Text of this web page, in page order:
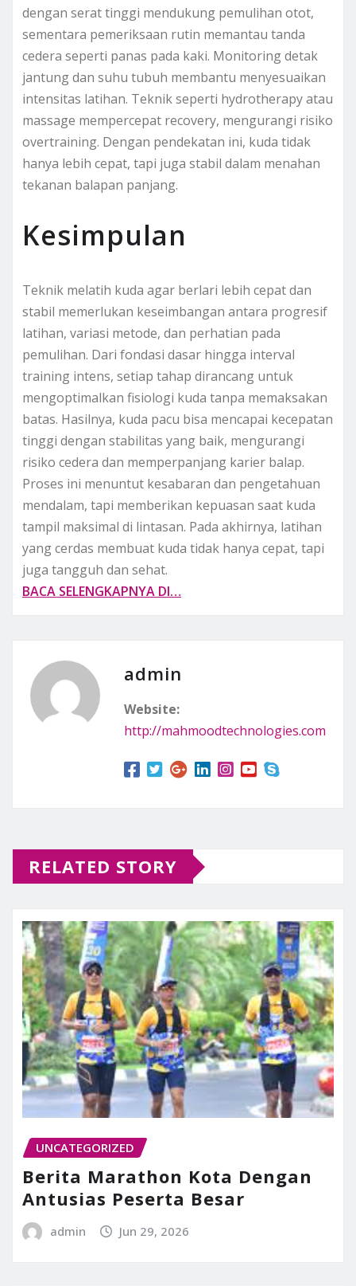
dengan serat tinggi mendukung pemulihan otot,
sementara pemeriksaan rutin memantau tanda
cedera seperti panas pada kaki. Monitoring detak
jantung dan suhu tubuh membantu menyesuaikan
intensitas latihan. Teknik seperti hydrotherapy atau
massage mempercepat recovery, mengurangi risiko
overtraining. Dengan pendekatan ini, kuda tidak
hanya lebih cepat, tapi juga stabil dalam menahan
tekanan balapan panjang.
Kesimpulan
Teknik melatih kuda agar berlari lebih cepat dan
stabil memerlukan keseimbangan antara progresif
latihan, variasi metode, dan perhatian pada
pemulihan. Dari fondasi dasar hingga interval
training intens, setiap tahap dirancang untuk
mengoptimalkan fisiologi kuda tanpa memaksakan
batas. Hasilnya, kuda pacu bisa mencapai kecepatan
tinggi dengan stabilitas yang baik, mengurangi
risiko cedera dan memperpanjang karier balap.
Proses ini menuntut kesabaran dan pengetahuan
mendalam, tapi memberikan kepuasan saat kuda
tampil maksimal di lintasan. Pada akhirnya, latihan
yang cerdas membuat kuda tidak hanya cepat, tapi
juga tangguh dan sehat.
BACA SELENGKAPNYA DI…
admin
Website:
http://mahmoodtechnologies.com
RELATED STORY
UNCATEGORIZED
Berita Marathon Kota Dengan
Antusias Peserta Besar
admin Jun 29, 2026